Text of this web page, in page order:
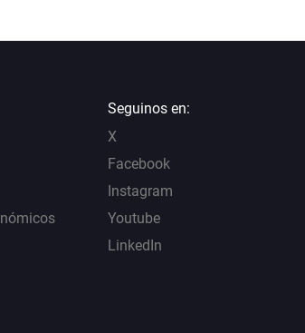
Seguinos en:
X
Facebook
Instagram
Youtube
LinkedIn